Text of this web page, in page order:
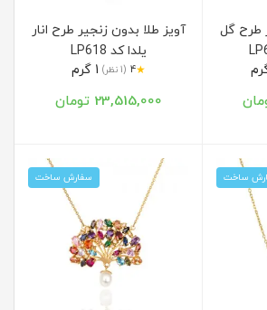
طرح گل
آویز طلا بدون زنجیر طرح انار
یلدا کد LP618
★
4 (1 نظر)
23,515,000 تومان
ساخت سفارش ساخت